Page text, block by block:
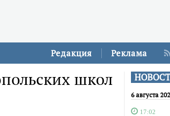
Редакция Реклама
6 августа
17:02
школ